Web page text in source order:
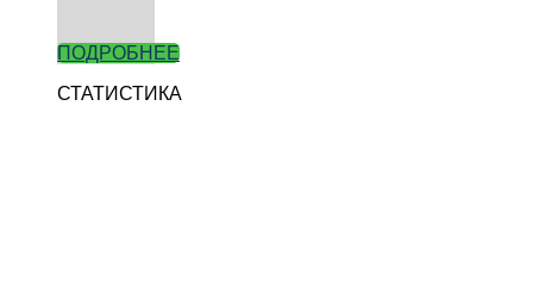
ПОДРОБНЕЕ
СТАТИСТИКА